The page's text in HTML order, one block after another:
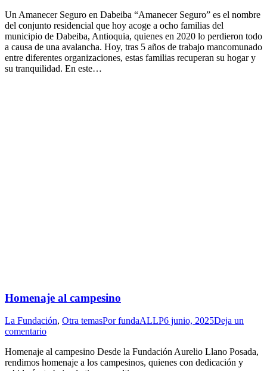
Un Amanecer Seguro en Dabeiba “Amanecer Seguro” es el nombre
del conjunto residencial que hoy acoge a ocho familias del
municipio de Dabeiba, Antioquia, quienes en 2020 lo perdieron todo
a causa de una avalancha. Hoy, tras 5 años de trabajo mancomunado
entre diferentes organizaciones, estas familias recuperan su hogar y
su tranquilidad. En este…
Homenaje al campesino
La Fundación, Otra temasPorfundaALLP6 junio, 2025Deja un
comentario
Homenaje al campesino Desde la Fundación Aurelio Llano Posada,
rendimos homenaje a los campesinos, quienes con dedicación y